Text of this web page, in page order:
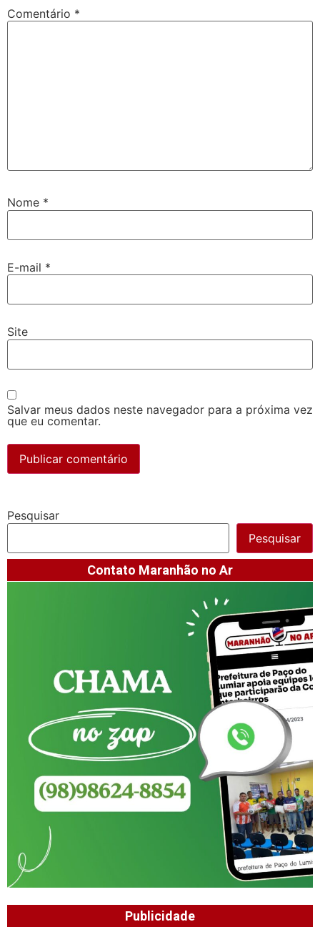
Comentário *
Nome *
E-mail *
Site
Salvar meus dados neste navegador para a próxima vez
que eu comentar.
Pesquisar
Pesquisar
Contato Maranhão no Ar
Publicidade